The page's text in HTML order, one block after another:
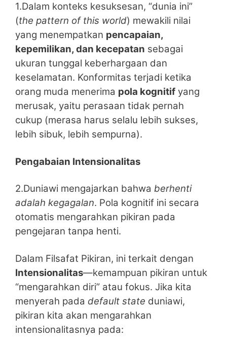
1.Dalam konteks kesuksesan, “dunia ini”
(the pattern of this world) mewakili nilai
yang menempatkan pencapaian,
kepemilikan, dan kecepatan sebagai
ukuran tunggal keberhargaan dan
keselamatan. Konformitas terjadi ketika
orang muda menerima pola kognitif yang
merusak, yaitu perasaan tidak pernah
cukup (merasa harus selalu lebih sukses,
lebih sibuk, lebih sempurna).
Pengabaian Intensionalitas
2.Duniawi mengajarkan bahwa berhenti
adalah kegagalan. Pola kognitif ini secara
otomatis mengarahkan pikiran pada
pengejaran tanpa henti.
Dalam Filsafat Pikiran, ini terkait dengan
Intensionalitas—kemampuan pikiran untuk
“mengarahkan diri” atau fokus. Jika kita
menyerah pada default state duniawi,
pikiran kita akan mengarahkan
intensionalitasnya pada: